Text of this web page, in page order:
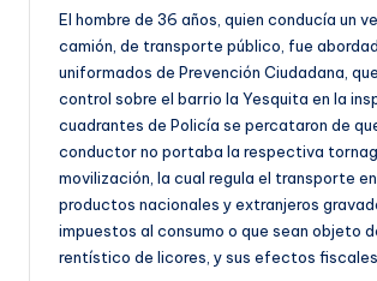
El hombre de 36 años, quien conducía un
camión, de transporte público, fue
uniformados de Prevención Ciudadana,
control sobre el barrio la Yesquita en la
cuadrantes de Policía se percataron de
conductor no portaba la respectiva
movilización, la cual regula el transporte
productos nacionales y extranjeros
impuestos al consumo o que sean objeto
rentístico de licores, y sus efectos fiscales.